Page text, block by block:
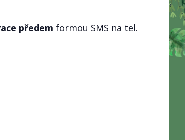
předem formou SMS na tel.